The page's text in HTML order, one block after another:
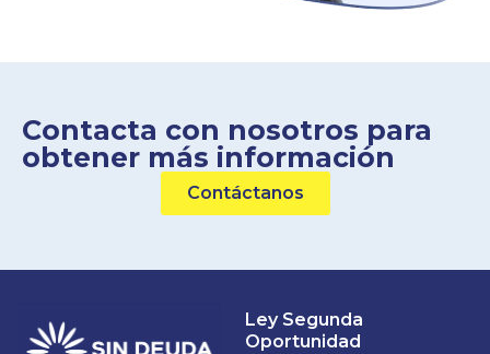
Contacta con nosotros para
obtener más información
Contáctanos
Ley Segunda
Oportunidad